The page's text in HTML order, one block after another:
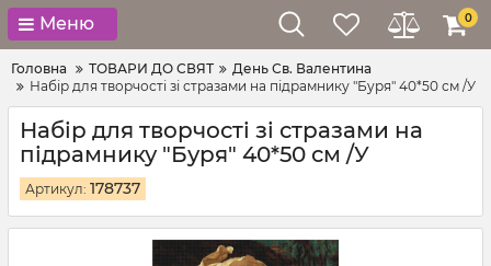
Меню 0
Головна ТОВАРИ ДО СВЯТ
День Св. Валентина
Набір для творчості зі стразами на підрамнику "Буря" 40*50 см /У
Набір для творчості зі стразами на
підрамнику "Буря" 40*50 см /У
Артикул: 178737